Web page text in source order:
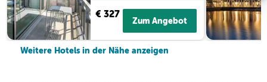
€ 327
Zum Angebot
Weitere Hotels in der Nähe anzeigen